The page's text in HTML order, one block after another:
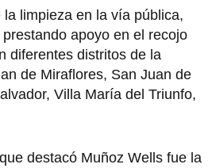
limpieza en la vía pública,
apoyo en el recojo
diferentes distritos de la
de Miraflores, San Juan de
Villa María del Triunfo,
destacó Muñoz Wells fue la